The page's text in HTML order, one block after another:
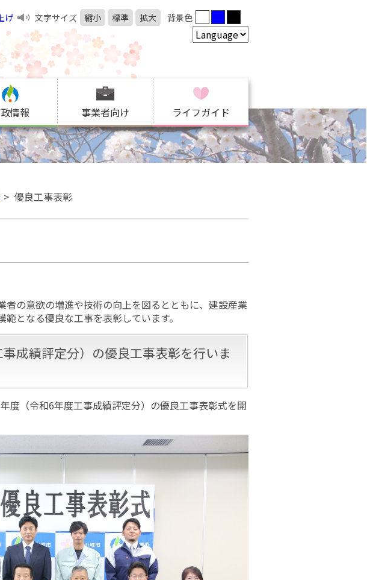
げ 文字サイズ 縮小 標準 拡大 背景色
情報 事業者向け ライフガイド
優良工事表彰
者の意欲の増進や技術の向上を図るとともに、建設産業
となる優良な工事を表彰しています。
成績評定分）の優良工事表彰を行いま
度（令和6年度工事成績評定分）の優良工事表彰式を開